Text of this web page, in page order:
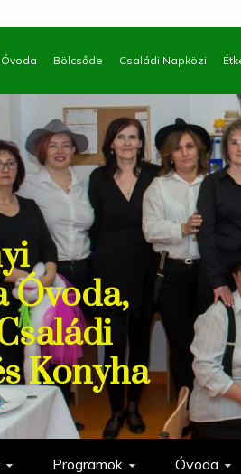
Óvoda Bölcsőde Családi Napközi
Óvoda,
Konyha
Programok Óvoda